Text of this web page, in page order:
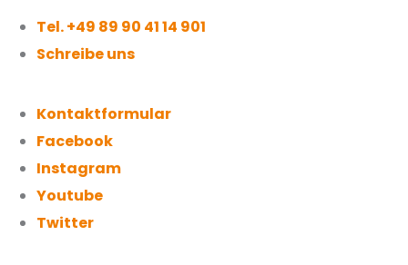
Tel. +49 89 90 41 14 901
Schreibe uns
Kontaktformular
Facebook
Instagram
Youtube
Twitter